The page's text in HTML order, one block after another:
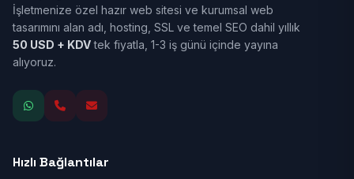
İşletmenize özel hazır web sitesi ve kurumsal web
tasarımını alan adı, hosting, SSL ve temel SEO dahil yıllık
50 USD + KDVtek fiyatla, 1-3 iş günü içinde yayına
alıyoruz.
Hızlı Bağlantılar